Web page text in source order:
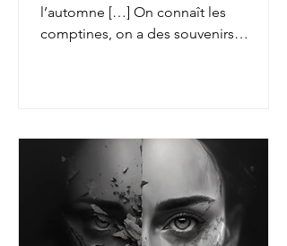
l’automne […] On connaît les
comptines, on a des souvenirs